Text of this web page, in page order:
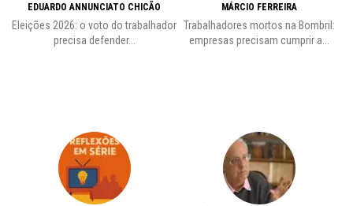
EDUARDO ANNUNCIATO CHICÃO
Eleições 2026: o voto do trabalhador
precisa defender...
MÁRCIO FERREIRA
Trabalhadores mortos na Bombril:
empresas precisam cumprir a...